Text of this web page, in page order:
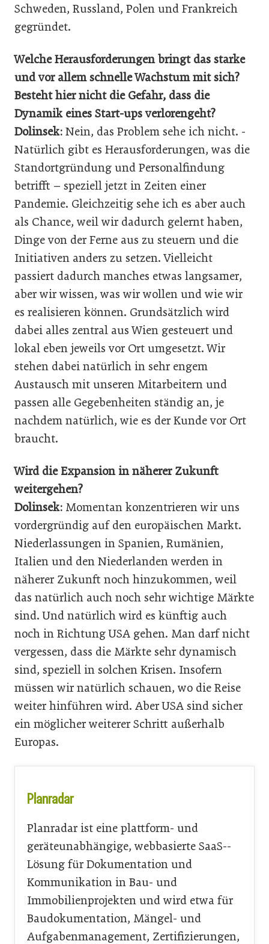
Schweden, Russland, Polen und Frankreich
gegründet.
Welche Herausforderungen bringt das starke
und vor allem schnelle Wachstum mit sich?
Besteht hier nicht die Gefahr, dass die
Dynamik eines Start-ups verlorengeht?
Dolinsek: Nein, das Problem sehe ich nicht. ­
Natürlich gibt es Herausforderungen, was die
Standortgründung und Personalfindung
betrifft – ­speziell jetzt in Zeiten einer
Pandemie. Gleichzeitig sehe ich es aber auch
als Chance, weil wir dadurch gelernt haben,
Dinge von der Ferne aus zu steuern und die
Initiativen anders zu setzen. Vielleicht
passiert dadurch manches etwas langsamer,
aber wir wissen, was wir wollen und wie wir
es realisieren können. Grundsätzlich wird
dabei alles zentral aus Wien gesteuert und
lokal eben jeweils vor Ort umgesetzt. Wir
stehen ­dabei natürlich in sehr engem
Austausch mit ­unseren Mitarbeitern und
passen alle Gegebenheiten ständig an, je
nachdem natürlich, wie es der Kunde vor Ort
braucht.
Wird die Expansion in näherer Zukunft
weiter­gehen?
Dolinsek: Momentan konzentrieren wir uns
vordergründig auf den europäischen Markt.
Nieder­lassungen in Spanien, Rumänien,
Italien und den Niederlanden werden in
näherer Zukunft noch hinzukommen, weil
das ­natürlich auch noch sehr wichtige Märkte
sind. Und natürlich wird es künftig auch
noch in Richtung USA gehen. Man darf nicht
vergessen, dass die ­Märkte sehr dynamisch
sind, speziell in solchen Krisen. Insofern
müssen wir natürlich schauen, wo die Reise
weiter hinführen wird. Aber USA sind sicher
ein möglicher weiterer Schritt außerhalb
Europas.
Planradar
Planradar ist eine plattform- und
geräteunabhängige, webbasierte SaaS-­
Lösung für Dokumentation und
Kommunikation in Bau- und
Immobilienprojekten und wird etwa für
Baudokumentation, Mängel- und
Aufgabenmanagement, ­Zer­tifizierungen,